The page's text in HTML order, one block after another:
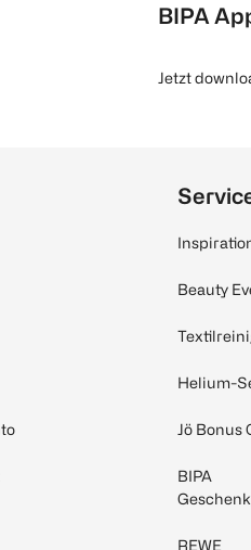
BIPA
Jetzt
Beauty
Helium-
Jö Bonus
BIPA
REWE